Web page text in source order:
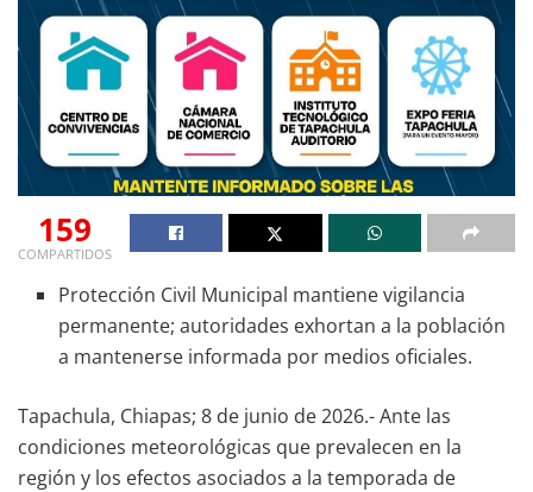
159
COMPARTIDOS
Protección Civil Municipal mantiene vigilancia
permanente; autoridades exhortan a la población
a mantenerse informada por medios oficiales.
Tapachula, Chiapas; 8 de junio de 2026.- Ante las
condiciones meteorológicas que prevalecen en la
región y los efectos asociados a la temporada de